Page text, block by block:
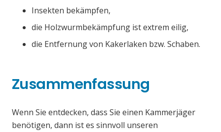
Insekten bekämpfen,
die Holzwurmbekämpfung ist extrem eilig,
die Entfernung von Kakerlaken bzw. Schaben.
Zusammenfassung
Wenn Sie entdecken, dass Sie einen Kammerjäger
benötigen, dann ist es sinnvoll unseren